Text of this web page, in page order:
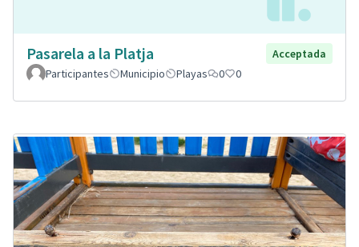
Pasarela a la Platja
Acceptada
Participantes
Municipio Playas 0 0